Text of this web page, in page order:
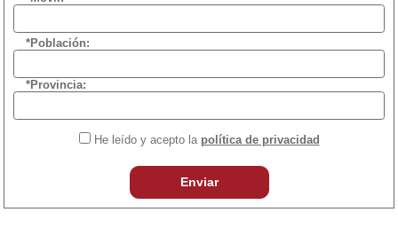
*Población:
*Provincia:
He leído y acepto la política de privacidad
Enviar